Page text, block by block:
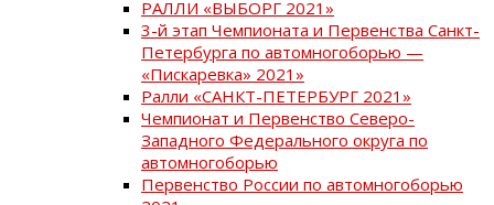
РАЛЛИ «ВЫБОРГ 2021»
3-й этап Чемпионата и Первенства Санкт-
Петербурга по автомногоборью —
«Пискаревка» 2021»
Ралли «САНКТ-ПЕТЕРБУРГ 2021»
Чемпионат и Первенство Северо-
Западного Федерального округа по
автомногоборью
Первенство России по автомногоборью